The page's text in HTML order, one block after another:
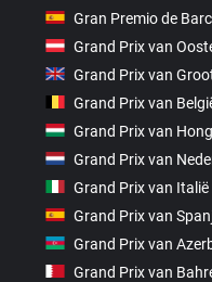
Gran Premio de
Grand Prix van
Grand Prix van
Grand Prix van
Grand Prix van
Grand Prix van
Grand Prix van
Grand Prix van
Grand Prix van
Grand Prix van